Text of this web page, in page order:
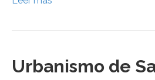
Urbanismo de